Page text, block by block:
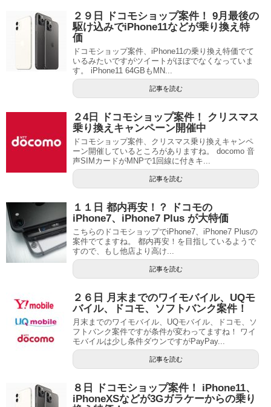
２９日 ドコモショップ案件！ 9月最後の
駆け込みでiPhone11などが乗り換え特
価
ドコモショップ案件、iPhone11の乗り換え特価でて
いるみたいですがツイートがほぼでなくなっていま
す。 iPhone11 64GBもMN...
記事を読む
２4日 ドコモショップ案件！ クリスマス
乗り換えキャンペーン開催中
ドコモショップ案件、クリスマス乗り換えキャンペ
ーン開催しているところがありますね。 docomo 音
声SIMカードがMNPで1回線に付きキ...
記事を読む
１１日 都内再安！？ ドコモの
iPhone7、iPhone7 Plus が大特価
こちらのドコモショップでiPhone7、iPhone7 Plusの
案件でてますね。 都内再安！を目指しているようで
すので、もし他店より高け...
記事を読む
２６日 月末までのワイモバイル、UQモ
バイル、ドコモ、ソフトバンク案件！
月末までのワイモバイル、UQモバイル、ドコモ、ソ
フトバンク案件ですが条件が変わってますね！ ワイ
モバイルは少し条件ダウンですがPayPay...
記事を読む
８日 ドコモショップ案件！ iPhone11、
iPhoneXSなどが3Gガラケーからの乗り